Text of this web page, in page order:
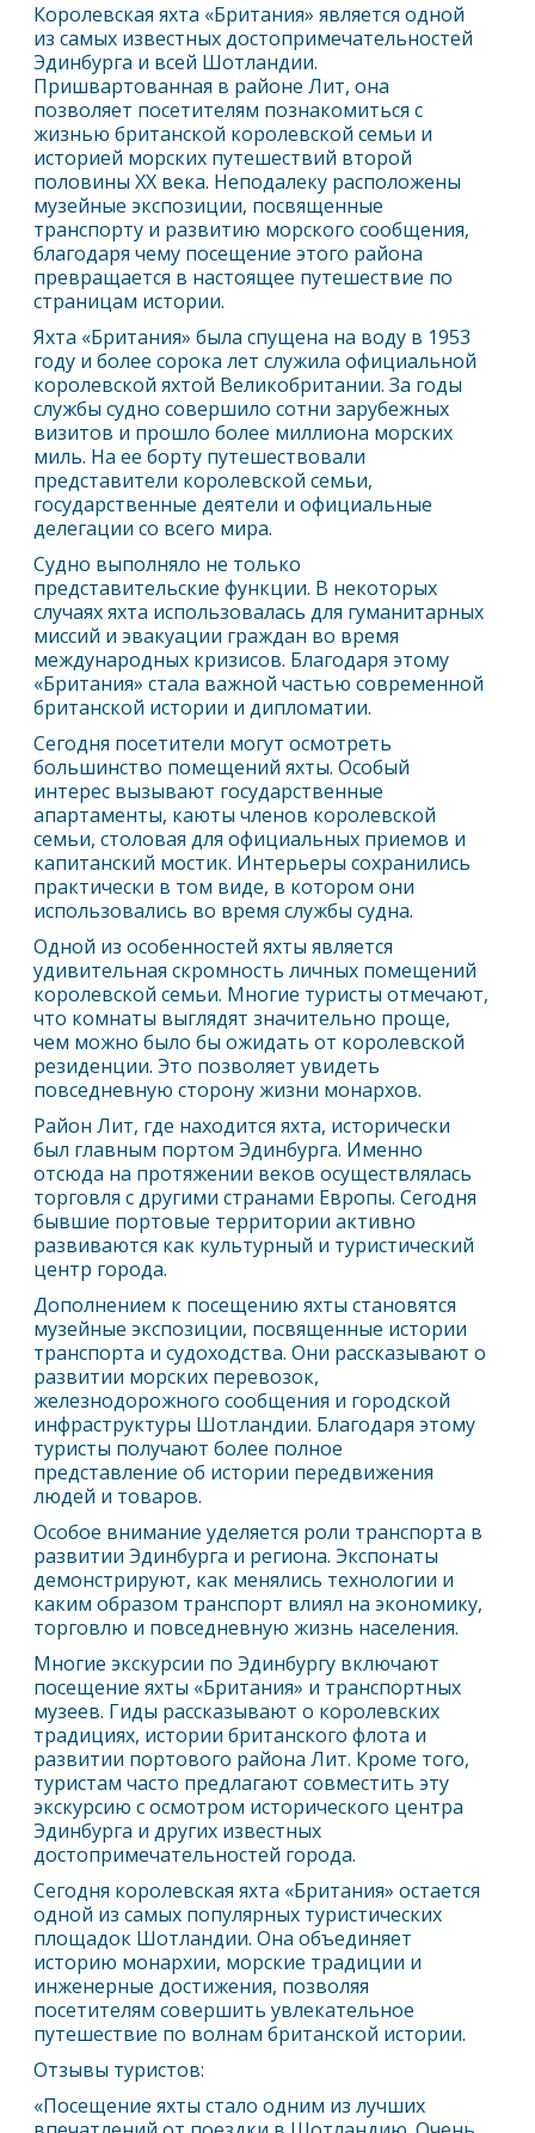
Королевская яхта «Британия» является одной
из самых известных достопримечательностей
Эдинбурга и всей Шотландии.
Пришвартованная в районе Лит, она
позволяет посетителям познакомиться с
жизнью британской королевской семьи и
историей морских путешествий второй
половины XX века. Неподалеку расположены
музейные экспозиции, посвященные
транспорту и развитию морского сообщения,
благодаря чему посещение этого района
превращается в настоящее путешествие по
страницам истории.
Яхта «Британия» была спущена на воду в 1953
году и более сорока лет служила официальной
королевской яхтой Великобритании. За годы
службы судно совершило сотни зарубежных
визитов и прошло более миллиона морских
миль. На ее борту путешествовали
представители королевской семьи,
государственные деятели и официальные
делегации со всего мира.
Судно выполняло не только
представительские функции. В некоторых
случаях яхта использовалась для гуманитарных
миссий и эвакуации граждан во время
международных кризисов. Благодаря этому
«Британия» стала важной частью современной
британской истории и дипломатии.
Сегодня посетители могут осмотреть
большинство помещений яхты. Особый
интерес вызывают государственные
апартаменты, каюты членов королевской
семьи, столовая для официальных приемов и
капитанский мостик. Интерьеры сохранились
практически в том виде, в котором они
использовались во время службы судна.
Одной из особенностей яхты является
удивительная скромность личных помещений
королевской семьи. Многие туристы отмечают,
что комнаты выглядят значительно проще,
чем можно было бы ожидать от королевской
резиденции. Это позволяет увидеть
повседневную сторону жизни монархов.
Район Лит, где находится яхта, исторически
был главным портомЭдинбурга. Именно
отсюда на протяжении веков осуществлялась
торговля с другими странами Европы. Сегодня
бывшие портовые территории активно
развиваются как культурный и туристический
центр города.
Дополнением к посещению яхты становятся
музейные экспозиции, посвященные истории
транспорта и судоходства. Они рассказывают о
развитии морских перевозок,
железнодорожного сообщения и городской
инфраструктуры Шотландии. Благодаря этому
туристы получают более полное
представление об истории передвижения
людей и товаров.
Особое внимание уделяется роли транспорта в
развитииЭдинбурга и региона. Экспонаты
демонстрируют, как менялись технологии и
каким образом транспорт влиял на экономику,
торговлю и повседневную жизнь населения.
Многие экскурсии поЭдинбургу включают
посещение яхты «Британия» и транспортных
музеев. Гиды рассказывают о королевских
традициях, истории британского флота и
развитии портового района Лит. Кроме того,
туристам часто предлагают совместить эту
экскурсию с осмотром исторического центра
Эдинбурга и других известных
достопримечательностей города.
Сегодня королевская яхта «Британия» остается
одной из самых популярных туристических
площадок Шотландии. Она объединяет
историю монархии, морские традиции и
инженерные достижения, позволяя
посетителям совершить увлекательное
путешествие по волнам британской истории.
Отзывы туристов:
«Посещение яхты стало одним из лучших